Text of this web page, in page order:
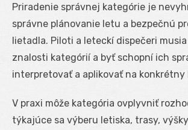
Priradenie správnej kategórie je
správne plánovanie letu a bezpečnú
lietadla. Piloti a leteckí dispečeri
znalosti kategórií a byť schopní ich
interpretovať a aplikovať na konkrétny
V praxi môže kategória ovplyvniť
týkajúce sa výberu letiska, trasy,